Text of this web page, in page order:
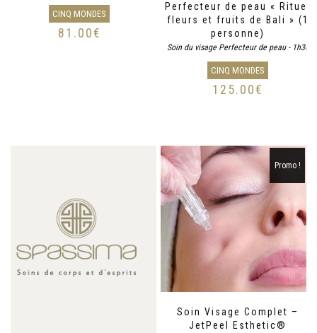
CINQ MONDES
81.00€
Perfecteur de peau « Rituel
fleurs et fruits de Bali » (1
personne)
Soin du visage Perfecteur de peau - 1h30
CINQ MONDES
125.00€
Soin Visage Complet –
JetPeel Esthetic®
Promo !